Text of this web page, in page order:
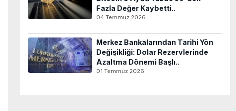
Fazla Değer Kaybetti..
04 Temmuz 2026
Merkez Bankalarından Tarihi Yön
Değişikliği: Dolar Rezervlerinde
Azaltma Dönemi Başlı..
01 Temmuz 2026